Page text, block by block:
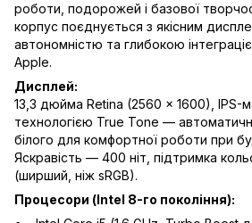
роботи, подорожей і базової
корпус поєднується з якісним
автономністю та глибокою
Apple.
Дисплей:
13,3 дюйма Retina (2560 × 1600), IPS-
технологією True Tone —
білого для комфортної роботи при
Яскравість — 400 ніт, підтримка
(ширший, ніж sRGB).
Процесори (Intel 8-го покоління):